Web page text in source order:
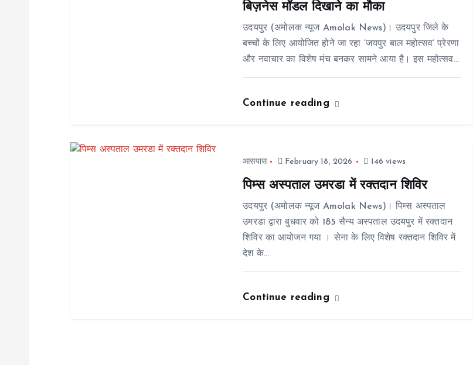
बिज़नेस मॉडल दिखाने का मौका
उदयपुर (अमोलक न्यूज Amolak News)। उदयपुर जिले के
बच्चों के लिए आयोजित होने जा रहा ‘जयपुर बाल महोत्सव’ प्रेरणा
और नवाचार का विशेष मंच बनकर सामने आया है। इस महोत्सव…
Continue reading
आसपास February 18, 2026 146 views
पिम्स अस्पताल उमरडा में रक्तदान शिविर
उदयपुर (अमोलक न्यूज Amolak News)। पिम्स अस्पताल
उमरडा द्वारा बुधवार को 185 सैन्य अस्पताल उदयपुर में रक्तदान
शिविर का आयोजन गया । सेना के लिए विशेष रक्तदान शिविर में
देश के…
Continue reading